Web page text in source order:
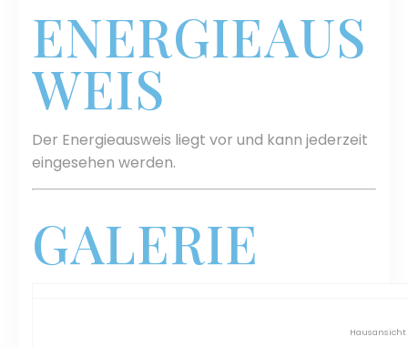
ENERGIEAUS
WEIS
Der Energieausweis liegt vor und kann jederzeit
eingesehen werden.
GALERIE
Hausansicht